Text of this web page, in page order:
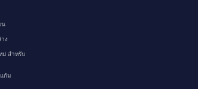
น
ง
ม่ สำหรับ
ก้ม